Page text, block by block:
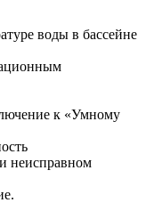
воды в бассейне
к «Умному
неисправном